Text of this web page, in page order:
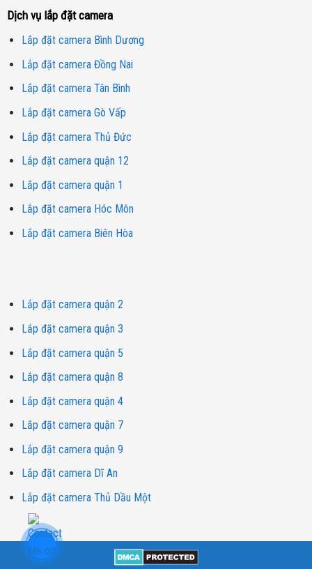
Dịch vụ lắp đặt camera
Lắp đặt camera Bình Dương
Lắp đặt camera Đồng Nai
Lắp đặt camera Tân Bình
Lắp đặt camera Gò Vấp
Lắp đặt camera Thủ Đức
Lắp đặt camera quận 12
Lắp đặt camera quận 1
Lắp đặt camera Hóc Môn
Lắp đặt camera Biên Hòa
Lắp đặt camera quận 2
Lắp đặt camera quận 3
Lắp đặt camera quận 5
Lắp đặt camera quận 8
Lắp đặt camera quận 4
Lắp đặt camera quận 7
Lắp đặt camera quận 9
Lắp đặt camera Dĩ An
Lắp đặt camera Thủ Dầu Một